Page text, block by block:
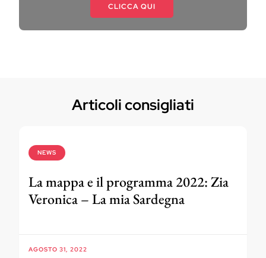
CLICCA QUI
Articoli consigliati
NEWS
La mappa e il programma 2022: Zia
Veronica – La mia Sardegna
AGOSTO 31, 2022